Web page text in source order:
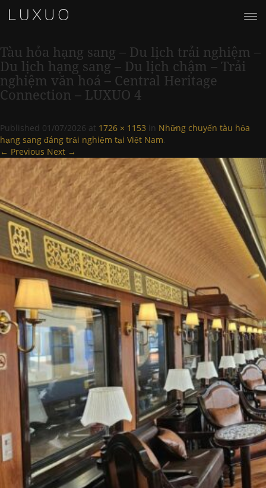
Tàu hỏa hạng sang – Du lịch trải nghiệm –
Du lịch hạng sang – Du lịch chậm – Trải
nghiệm văn hoá – Central Heritage
Connection – LUXUO 4
Published 01/07/2026 at 1726 × 1153 in Những chuyến tàu hỏa
hạng sang đáng trải nghiệm tại Việt Nam.
← Previous Next →